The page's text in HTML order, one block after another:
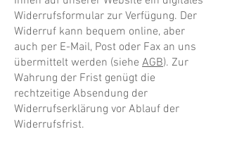
Widerrufsformular zur Verfügung. Der
Widerruf kann bequem online, aber
auch per E-Mail, Post oder Fax an uns
übermittelt werden (siehe AGB). Zur
Wahrung der Frist genügt die
rechtzeitige Absendung der
Widerrufserklärung vor Ablauf der
Widerrufsfrist.